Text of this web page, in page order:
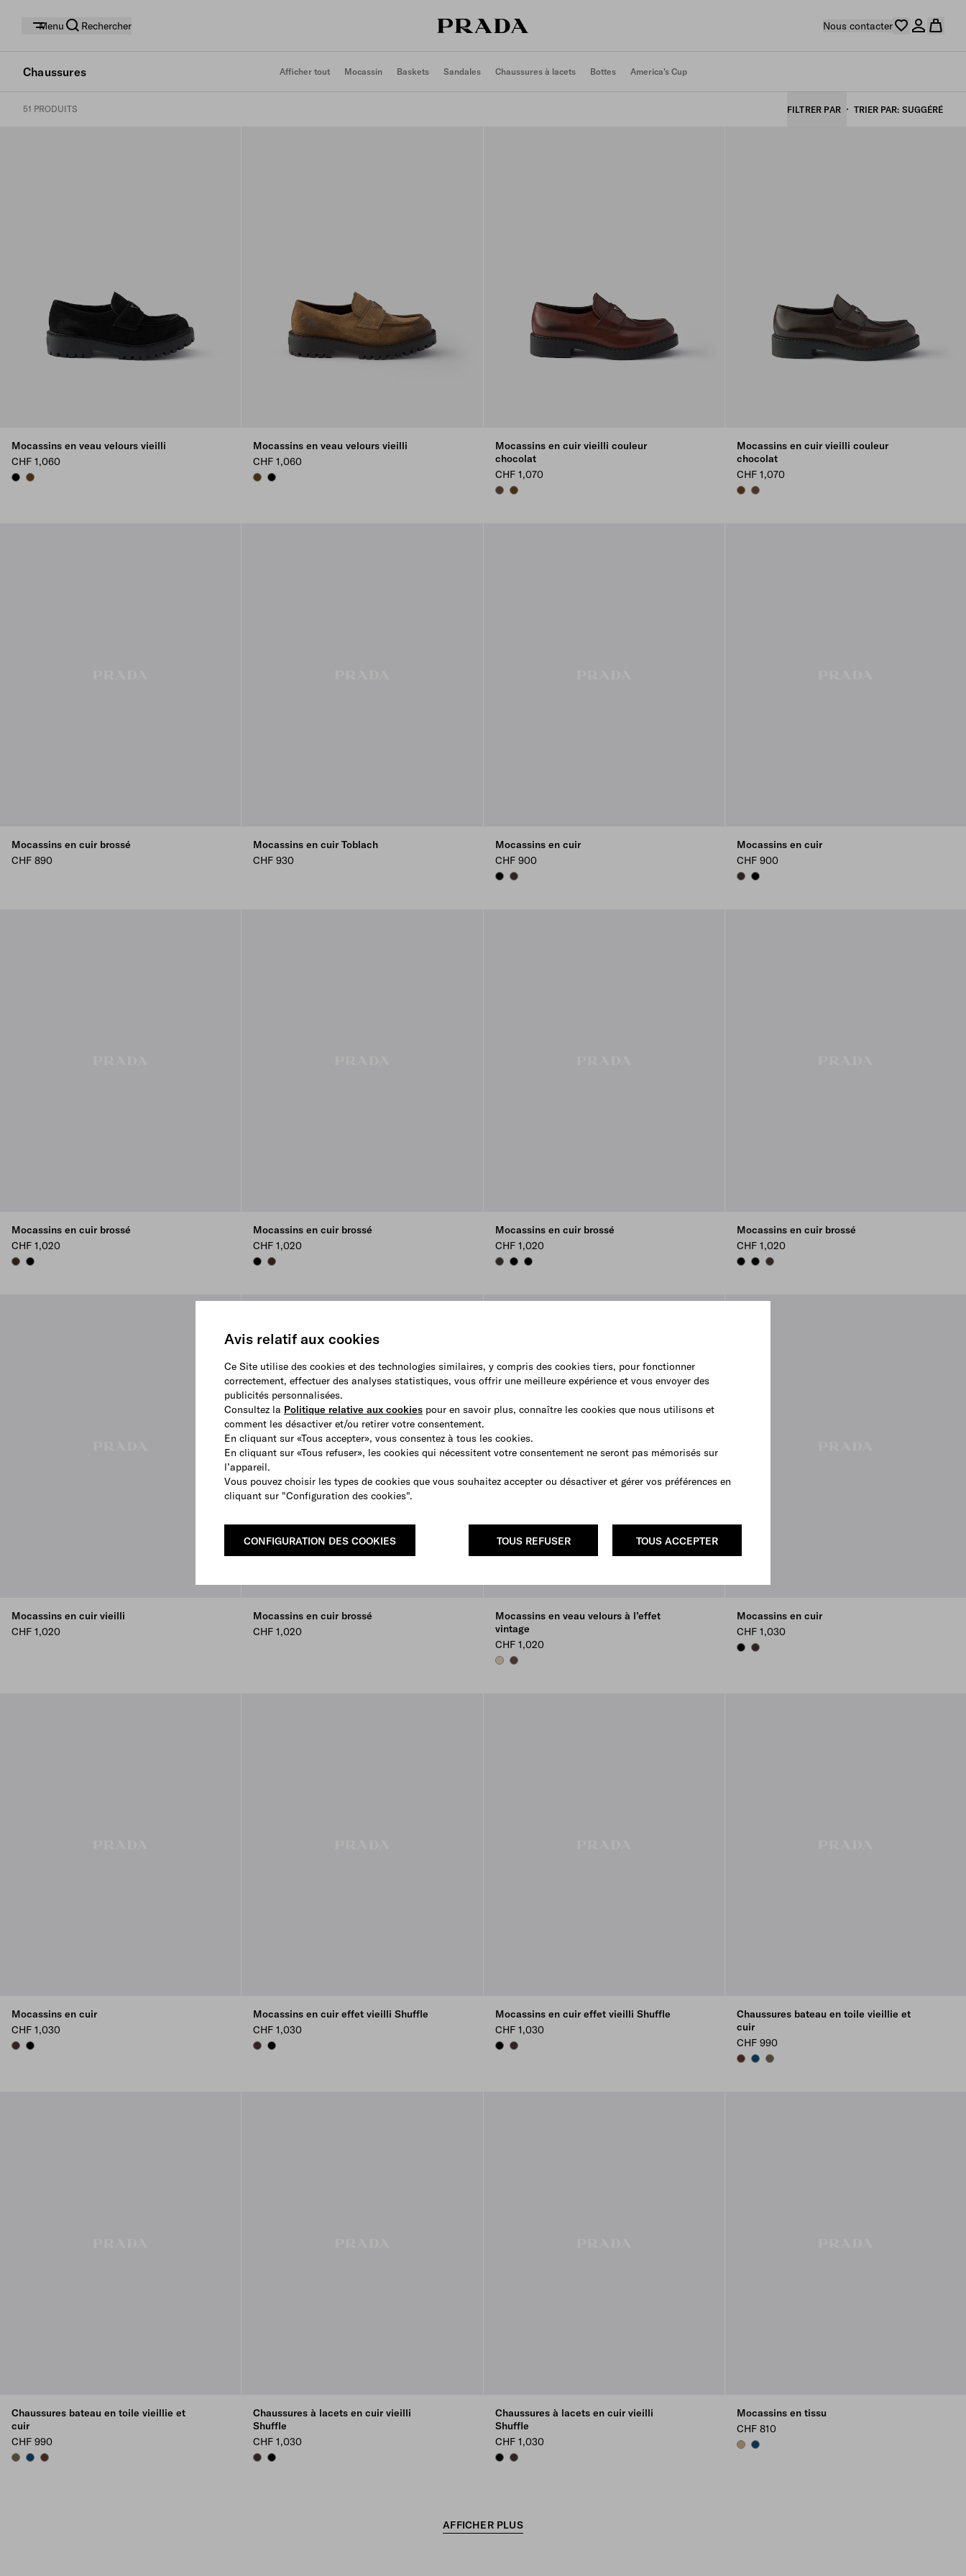
Avis relatif aux cookies
Ce Site utilise des cookies et des technologies similaires, y compris des cookies tiers, pour fonctionner
correctement, effectuer des analyses statistiques, vous offrir une meilleure expérience et vous envoyer des
publicités personnalisées.
Consultez la Politique relative aux cookies pour en savoir plus, connaître les cookies que nous utilisons et
comment les désactiver et/ou retirer votre consentement.
En cliquant sur «Tous accepter», vous consentez à tous les cookies.
En cliquant sur «Tous refuser», les cookies qui nécessitent votre consentement ne seront pas mémorisés sur
l’appareil.
Vous pouvez choisir les types de cookies que vous souhaitez accepter ou désactiver et gérer vos préférences en
cliquant sur "Configuration des cookies".
TOUS ACCEPTER
TOUS REFUSER
CONFIGURATION DES COOKIES
Menu Rechercher Nous contacter
Chaussures Afficher tout Mocassin Baskets Sandales Chaussures à lacets Bottes America's Cup
51 PRODUITS FILTRER PAR TRIER PAR SUGGÉRÉ
Mocassins en veau velours vieilli
CHF 1,060
BLACKLIGHT BROWN
Mocassins en veau velours vieilli
CHF 1,060
LIGHT BROWN
BLACK
Mocassins en cuir vieilli couleur
chocolat
CHF 1,070
COCOA BROWN
TEAK
Mocassins en cuir vieilli couleur
chocolat
CHF 1,070
TEAKCOCOA BROWN
Mocassins en cuir brossé
CHF 890
Mocassins en cuir Toblach
CHF 930
Mocassins en cuir
CHF 900
BLACKDARK BROWN
Mocassins en cuir
CHF 900
DARK BROWN
BLACK
Mocassins en cuir brossé
CHF 1,020
SIENNABLACK
Mocassins en cuir brossé
CHF 1,020
BLACKSIENNA
Mocassins en cuir brossé
CHF 1,020
BURNT BROWN
BLACKBLACK
Mocassins en cuir brossé
CHF 1,020
BLACKBLACKBURNT BROWN
Mocassins en cuir vieilli
CHF 1,020
Mocassins en cuir brossé
CHF 1,020
Mocassins en veau velours à l’effet
vintage
CHF 1,020
DESERT BEIGE
COCOA BROWN
Mocassins en cuir
CHF 1,030
BLACKDARK BROWN
Mocassins en cuir
CHF 1,030
DARK BROWN
BLACK
Mocassins en cuir effet vieilli Shuffle
CHF 1,030
DARK BROWN
BLACK
Mocassins en cuir effet vieilli Shuffle
CHF 1,030
BLACKDARK BROWN
Chaussures bateau en toile vieillie et
cuir
CHF 990
TOBACCO
BALTIC BLUE
FOREST GREEN
Chaussures bateau en toile vieillie et
cuir
CHF 990
FOREST GREEN
BALTIC BLUE
TOBACCO
Chaussures à lacets en cuir vieilli
Shuffle
CHF 1,030
DARK BROWN
BLACK
Chaussures à lacets en cuir vieilli
Shuffle
CHF 1,030
BLACKDARK BROWN
Mocassins en tissu
CHF 810
CORDBALTIC BLUE
AFFICHER PLUS